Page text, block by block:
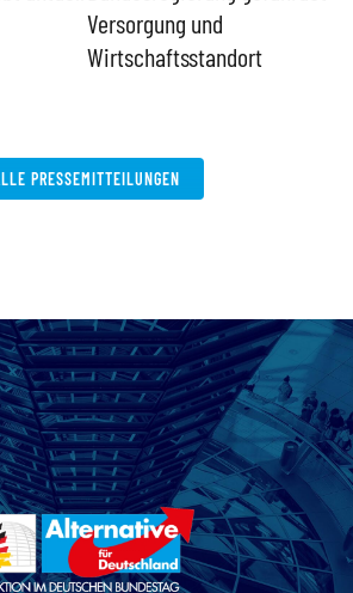
Versorgung und
Wirtschaftsstandort
PRESSEMITTEILUNGEN